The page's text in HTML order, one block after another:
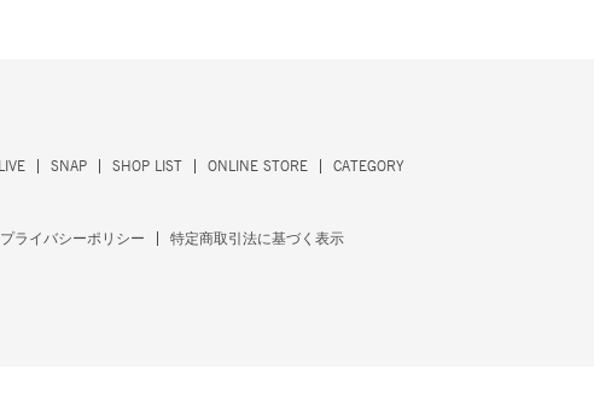
LIVE SNAP SHOP LIST ONLINE STORE CATEGORY
プライバシーポリシー 特定商取引法に基づく表示